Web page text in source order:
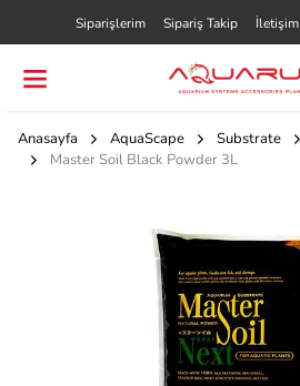
Siparişlerim Sipariş Takip İletişim
Anasayfa AquaScape Substrate
Master Soil Black Powder 3L